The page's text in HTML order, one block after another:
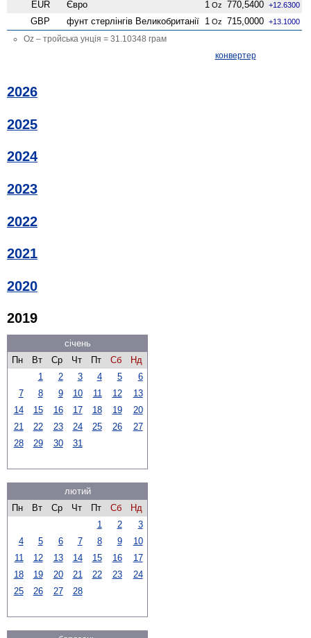
EUR Євро 1 Oz 770,5400 +12.6300
GBP фунт стерлінгів Велико­британії 1 Oz 715,0000 +13.1000
Oz – тройська унція = 31.10348 грам
конвертер
2026
2025
2024
2023
2022
2021
2020
2019
січень
Пн
Вт Ср Чт Пт Сб
Нд
1
2 3 4 5
6
7
8 9 10 11 12
13
14
15 16 17 18 19
20
21
22 23 24 25 26
27
28
29 30 31
лютий
Пн
Вт Ср Чт Пт Сб
Нд
1
2
3
4
5 6 7 8 9
10
11
12 13 14 15 16
17
18
19 20 21 22 23
24
25
26 27 28